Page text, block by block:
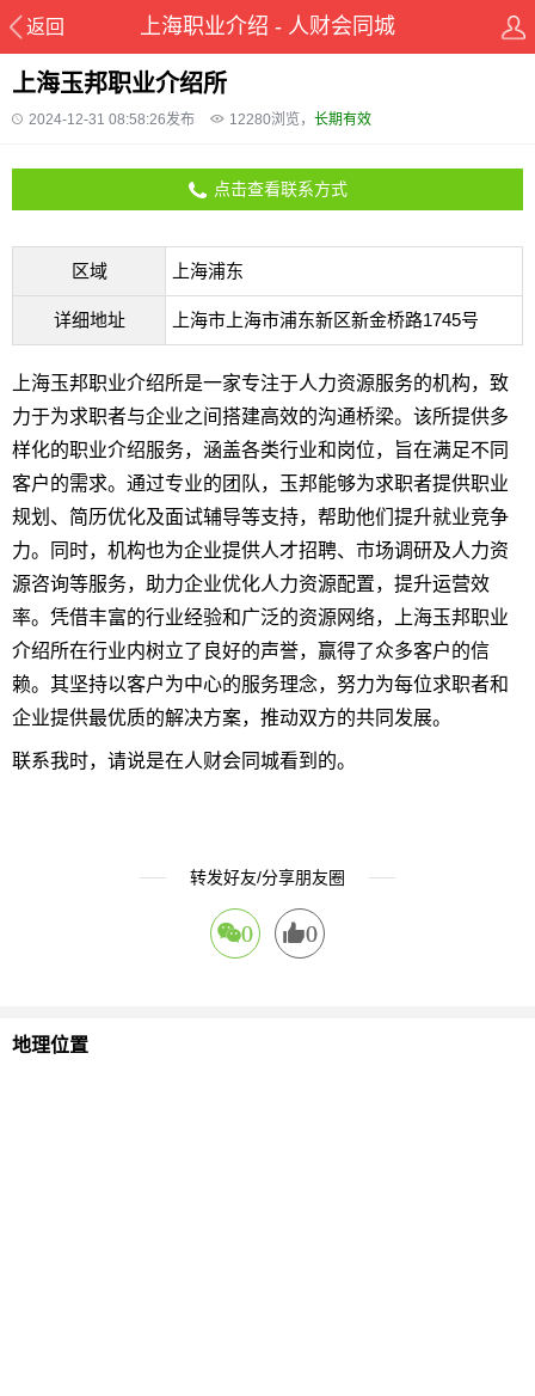
上海玉邦职业介绍所
2024-12-31 08:58:26发布 12280浏览， 长期有效
点击查看联系方式
区域 上海浦东
详细地址 上海市上海市浦东新区新金桥路1745号
上海玉邦职业介绍所是一家专注于人力资源服务的机构，致
力于为求职者与企业之间搭建高效的沟通桥梁。该所提供多
样化的职业介绍服务，涵盖各类行业和岗位，旨在满足不同
客户的需求。通过专业的团队，玉邦能够为求职者提供职业
规划、简历优化及面试辅导等支持，帮助他们提升就业竞争
力。同时，机构也为企业提供人才招聘、市场调研及人力资
源咨询等服务，助力企业优化人力资源配置，提升运营效
率。凭借丰富的行业经验和广泛的资源网络，上海玉邦职业
介绍所在行业内树立了良好的声誉，赢得了众多客户的信
赖。其坚持以客户为中心的服务理念，努力为每位求职者和
企业提供最优质的解决方案，推动双方的共同发展。
联系我时，请说是在人财会同城看到的。
转发好友/分享朋友圈
0 0
地理位置
返回 上海职业介绍 - 人财会同城